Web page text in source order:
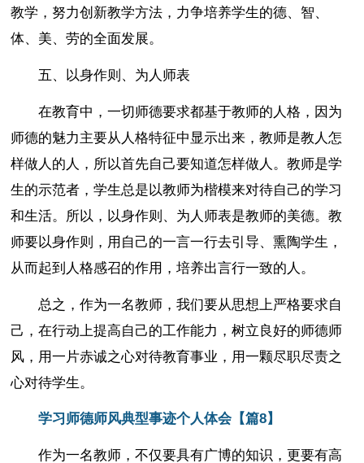
教学，努力创新教学方法，力争培养学生的德、智、
体、美、劳的全面发展。
五、以身作则、为人师表
在教育中，一切师德要求都基于教师的人格，因为
师德的魅力主要从人格特征中显示出来，教师是教人怎
样做人的人，所以首先自己要知道怎样做人。教师是学
生的示范者，学生总是以教师为楷模来对待自己的学习
和生活。所以，以身作则、为人师表是教师的美德。教
师要以身作则，用自己的一言一行去引导、熏陶学生，
从而起到人格感召的作用，培养出言行一致的人。
总之，作为一名教师，我们要从思想上严格要求自
己，在行动上提高自己的工作能力，树立良好的师德师
风，用一片赤诚之心对待教育事业，用一颗尽职尽责之
心对待学生。
学习师德师风典型事迹个人体会【篇8】
作为一名教师，不仅要具有广博的知识，更要有高